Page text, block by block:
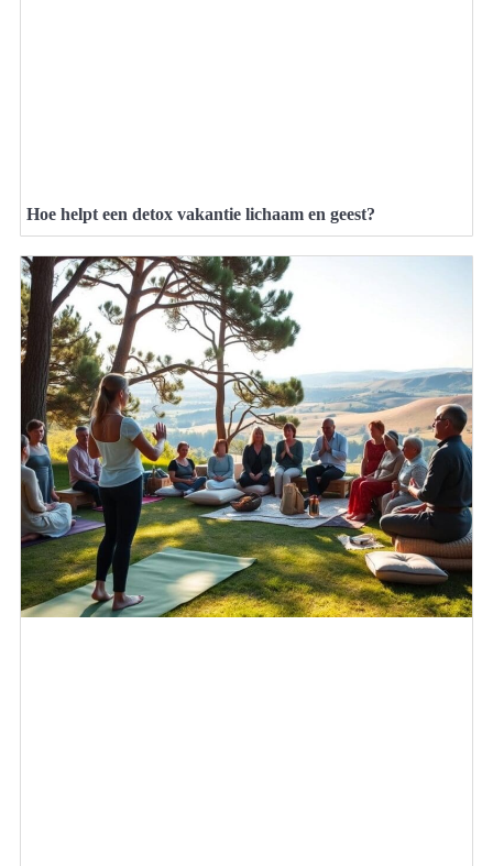
Hoe helpt een detox vakantie lichaam en geest?